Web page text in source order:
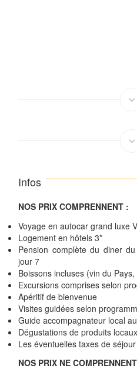
Infos
NOS PRIX COMPRENNENT :
Voyage en autocar grand luxe
Logement en hôtels 3*
Pension complète du diner
jour 7
Boissons incluses (vin du
Excursions comprises selon
Apéritif de bienvenue
Visites guidées selon
Guide accompagnateur local
Dégustations de produits locaux
Les éventuelles taxes de séjour
NOS PRIX NE